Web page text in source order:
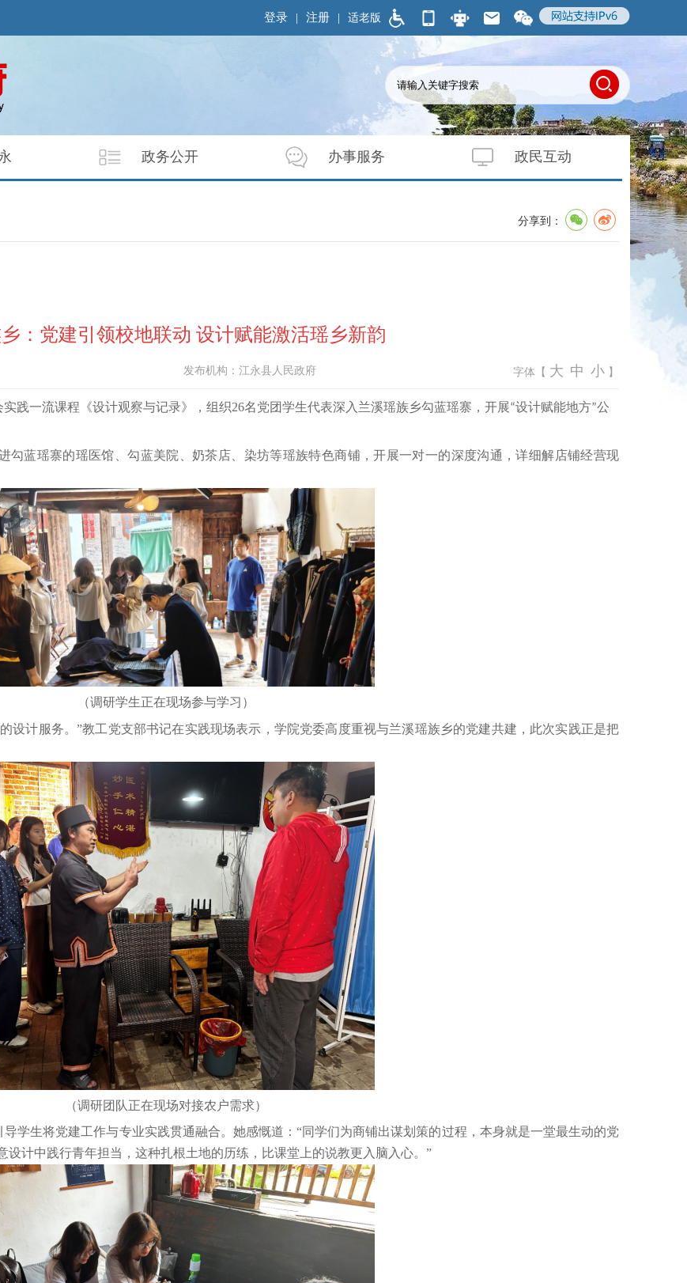
适老版
登录 | 注册 |
政务公开 办事服务 政民互动
分享到：
：党建引领校地联动 设计赋能激活瑶乡新韵
发布机构：江永县人民政府 字体【 大 中 小 】
践一流课程《设计观察与记录》，组织26名党团学生代表深入兰溪瑶族乡勾蓝瑶寨，开展“设计赋能地方”公
勾蓝瑶寨的瑶医馆、勾蓝美院、奶茶店、染坊等瑶族特色商铺，开展一对一的深度沟通，详细解店铺经营现
（调研学生正在现场参与学习）
设计服务。”教工党支部书记在实践现场表示，学院党委高度重视与兰溪瑶族乡的党建共建，此次实践正是把
（调研团队正在现场对接农户需求）
学生将党建工作与专业实践贯通融合。她感慨道：“同学们为商铺出谋划策的过程，本身就是一堂最生动的党
计中践行青年担当，这种扎根土地的历练，比课堂上的说教更入脑入心。”